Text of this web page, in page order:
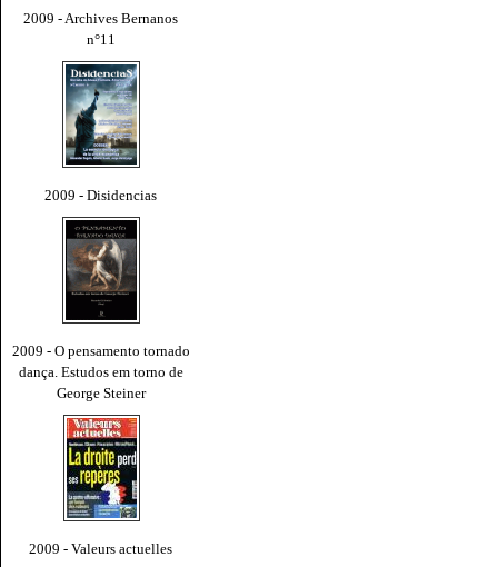
2009 - Archives Bernanos
n°11
2009 - Disidencias
2009 - O pensamento tornado
dança. Estudos em torno de
George Steiner
2009 - Valeurs actuelles